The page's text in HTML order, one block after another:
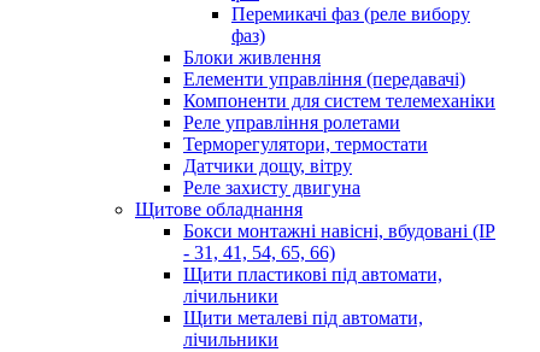
Перемикачі фаз (реле вибору
фаз)
Блоки живлення
Елементи управління (передавачі)
Компоненти для систем телемеханіки
Реле управління ролетами
Терморегулятори, термостати
Датчики дощу, вітру
Реле захисту двигуна
Щитове обладнання
Бокси монтажні навісні, вбудовані (IP
- 31, 41, 54, 65, 66)
Щити пластикові під автомати,
лічильники
Щити металеві під автомати,
лічильники